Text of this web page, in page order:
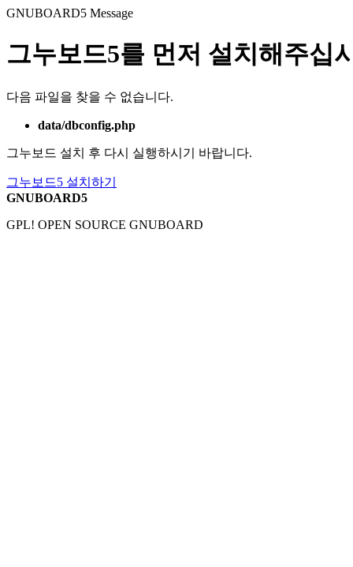
GNUBOARD5 Message
그누보드5를 먼저 설치해주십
다음 파일을 찾을 수 없습니다.
data/dbconfig.php
그누보드 설치 후 다시 실행하시기 바랍니다.
그누보드5 설치하기
GNUBOARD5
GPL! OPEN SOURCE GNUBOARD